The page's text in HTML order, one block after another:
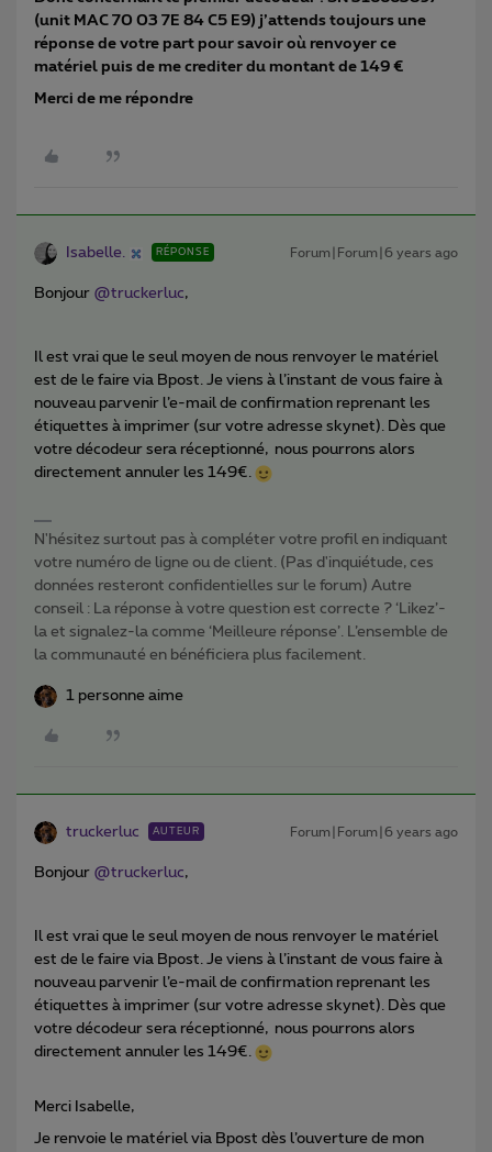
(unit MAC 70 03 7E 84 C5 E9) j’attends toujours une
réponse de votre part pour savoir où renvoyer ce
matériel puis de me crediter du montant de 149 €
Merci de me répondre
Isabelle. RÉPONSE Forum|Forum|6 years ago
Bonjour @truckerluc,
Il est vrai que le seul moyen de nous renvoyer le matériel
est de le faire via Bpost. Je viens à l’instant de vous faire à
nouveau parvenir l’e-mail de confirmation reprenant les
étiquettes à imprimer (sur votre adresse skynet). Dès que
votre décodeur sera réceptionné, nous pourrons alors
directement annuler les 149€.
N'hésitez surtout pas à compléter votre profil en indiquant
votre numéro de ligne ou de client. (Pas d'inquiétude, ces
données resteront confidentielles sur le forum) Autre
conseil : La réponse à votre question est correcte ? ‘Likez’-
la et signalez-la comme ‘Meilleure réponse’. L’ensemble de
la communauté en bénéficiera plus facilement.
1 personne aime
truckerluc AUTEUR Forum|Forum|6 years ago
Bonjour @truckerluc,
Il est vrai que le seul moyen de nous renvoyer le matériel
est de le faire via Bpost. Je viens à l’instant de vous faire à
nouveau parvenir l’e-mail de confirmation reprenant les
étiquettes à imprimer (sur votre adresse skynet). Dès que
votre décodeur sera réceptionné, nous pourrons alors
directement annuler les 149€.
Merci Isabelle,
Je renvoie le matériel via Bpost dès l’ouverture de mon